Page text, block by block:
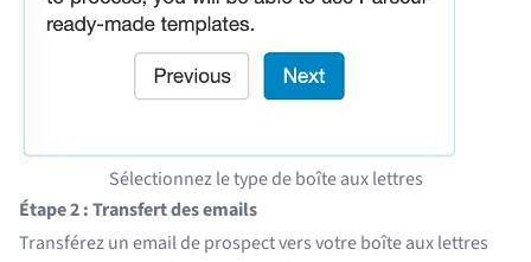
Sélectionnez le type de boîte aux lettres
Étape 2 : Transfert des emails
Transférez un email de prospect vers votre boîte aux lettres